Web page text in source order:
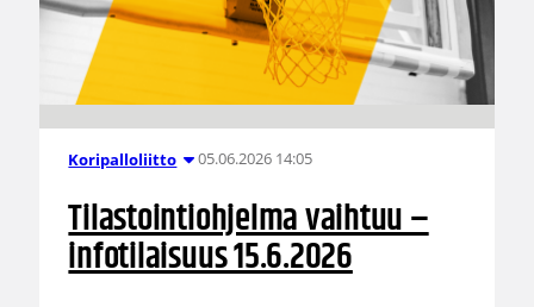
Koripalloliitto 05.06.2026 14:05
Tilastointiohjelma vaihtuu –
infotilaisuus 15.6.2026